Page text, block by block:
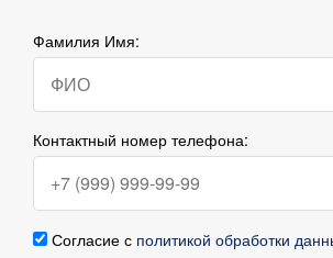
Фамилия Имя:
Контактный номер телефона:
Согласие с политикой обработки